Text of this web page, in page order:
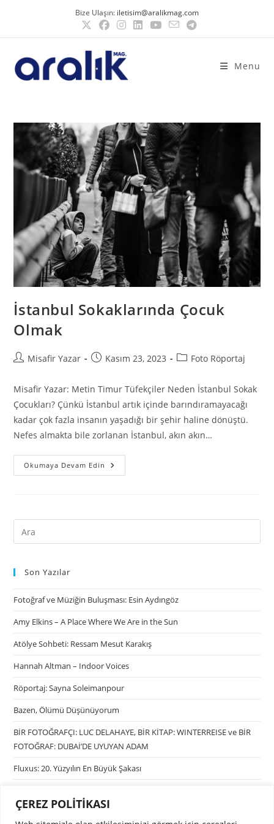
ÇEREZ POLİTİKASI
Bize Ulaşın: iletisim@aralikmag.com
Menu
İstanbul Sokaklarında Çocuk
Olmak
Misafir Yazar Kasım 23, 2023 Foto Röportaj
Misafir Yazar: Metin Timur Tüfekçiler Neden İstanbul Sokak
Çocukları? Çünkü İstanbul artık içinde barındıramayacağı
kadar çok fazla insanın yaşadığı bir şehir haline dönüştü.
Nefes almakta bile zorlanan İstanbul, akın akın…
Okumaya Devam Edin
Son Yazılar
Fotoğraf ve Müziğin Buluşması: Esin Aydıngöz
Amy Elkins – A Place Where We Are in the Sun
Atölye Sohbeti: Ressam Mesut Karakış
Hannah Altman – Indoor Voices
Röportaj: Sayna Soleimanpour
Bazen, Ölümü Düşünüyorum
BİR FOTOĞRAFÇI: LUC DELAHAYE, BİR KİTAP: WINTERREISE ve BİR
FOTOĞRAF: DUBAİ’DE UYUYAN ADAM
Fluxus: 20. Yüzyılın En Büyük Şakası
Kategoriler